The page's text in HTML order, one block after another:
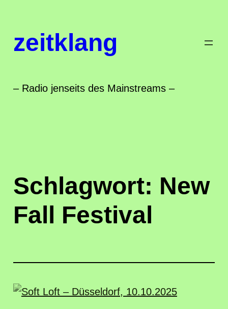
springen
zeitklang
– Radio jenseits des Mainstreams –
Schlagwort: New
Fall Festival